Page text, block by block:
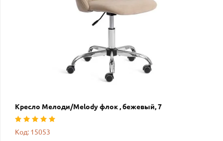
Кресло Мелоди/Melody флок , бежевый, 7
Код: 15053